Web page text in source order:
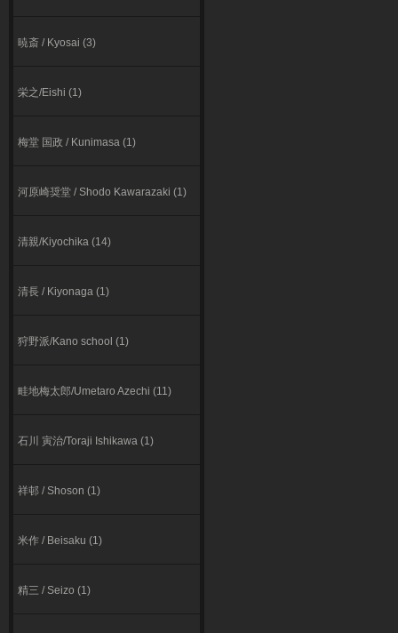
暁斎 / Kyosai (3)
栄之/Eishi (1)
梅堂 国政 / Kunimasa (1)
河原崎奨堂 / Shodo Kawarazaki (1)
清親/Kiyochika (14)
清長 / Kiyonaga (1)
狩野派/Kano school (1)
畦地梅太郎/Umetaro Azechi (11)
石川 寅治/Toraji Ishikawa (1)
祥邨 / Shoson (1)
米作 / Beisaku (1)
精三 / Seizo (1)